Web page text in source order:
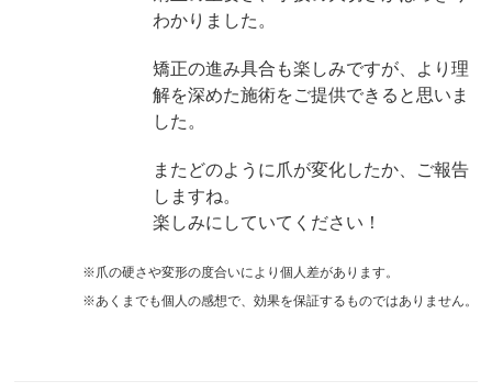
わかりました。
矯正の進み具合も楽しみですが、より理
解を深めた施術をご提供できると思いま
した。
またどのように爪が変化したか、ご報告
しますね。
楽しみにしていてください！
※爪の硬さや変形の度合いにより個人差があります。
※あくまでも個人の感想で、効果を保証するものではありません。